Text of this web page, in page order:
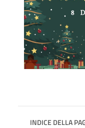
INDICE DELLA